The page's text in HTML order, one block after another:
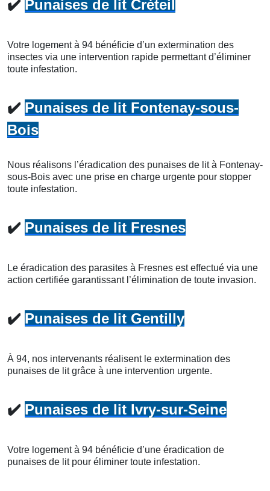
✔️ Punaises de lit Créteil
Votre logement à 94 bénéficie d’un extermination des
insectes via une intervention rapide permettant d’éliminer
toute infestation.
✔️ Punaises de lit Fontenay-sous-
Bois
Nous réalisons l’éradication des punaises de lit à Fontenay-
sous-Bois avec une prise en charge urgente pour stopper
toute infestation.
✔️ Punaises de lit Fresnes
Le éradication des parasites à Fresnes est effectué via une
action certifiée garantissant l’élimination de toute invasion.
✔️ Punaises de lit Gentilly
À 94, nos intervenants réalisent le extermination des
punaises de lit grâce à une intervention urgente.
✔️ Punaises de lit Ivry-sur-Seine
Votre logement à 94 bénéficie d’une éradication de
punaises de lit pour éliminer toute infestation.